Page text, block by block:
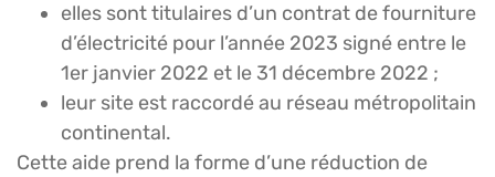
elles sont titulaires d’un contrat de fourniture
d’électricité pour l’année 2023 signé entre le
1er janvier 2022 et le 31 décembre 2022 ;
leur site est raccordé au réseau métropolitain
continental.
Cette aide prend la forme d’une réduction de